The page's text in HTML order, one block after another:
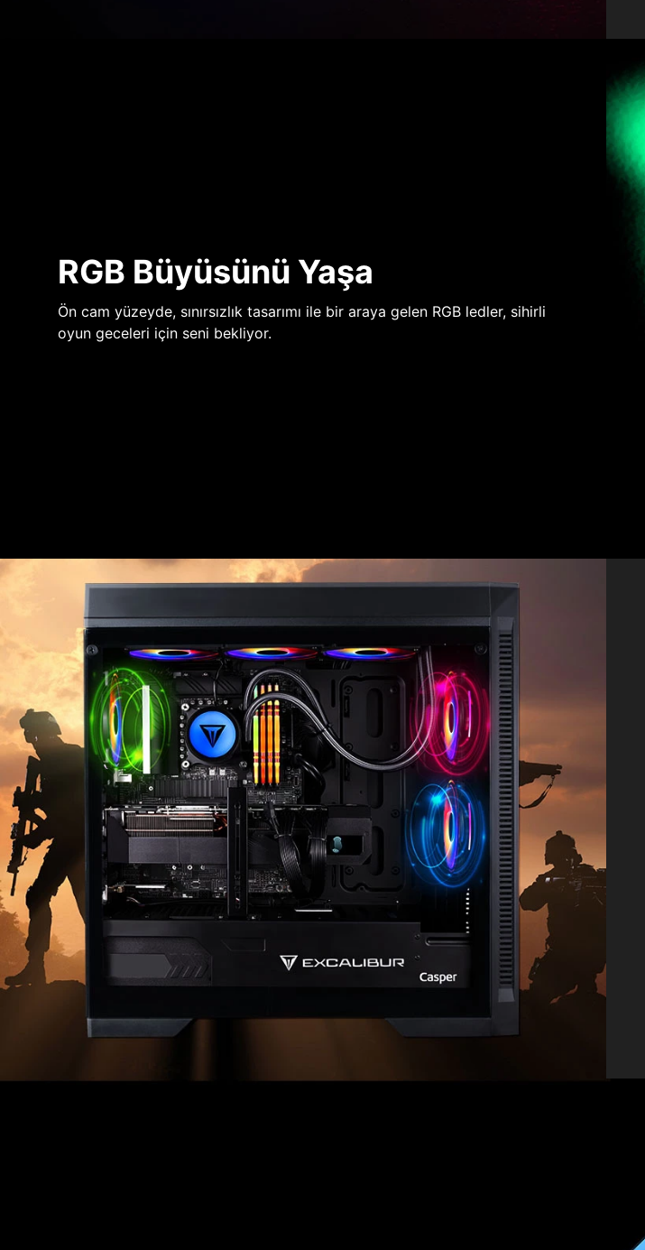
RGB Büyüsünü Yaşa
Ön cam yüzeyde, sınırsızlık tasarımı ile bir araya gelen RGB ledler, sihirli
oyun geceleri için seni bekliyor.